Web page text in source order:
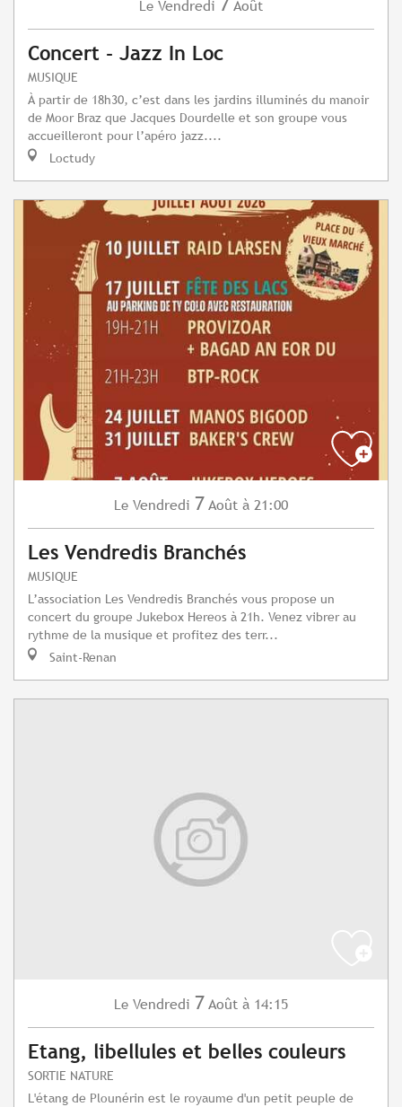
Le Vendredi Août
Concert - Jazz In Loc
MUSIQUE
À partir de 18h30, c’est dans les jardins illuminés du manoir
de Moor Braz que Jacques Dourdelle et son groupe vous
accueilleront pour l’apéro jazz....
Loctudy
Le Vendredi 7 Août à 21:00
Les Vendredis Branchés
MUSIQUE
L’association Les Vendredis Branchés vous propose un
concert du groupe Jukebox Hereos à 21h. Venez vibrer au
rythme de la musique et profitez des terr...
Saint-Renan
Le Vendredi 7 Août à 14:15
Etang, libellules et belles couleurs
SORTIE NATURE
L'étang de Plounérin est le royaume d'un petit peuple de